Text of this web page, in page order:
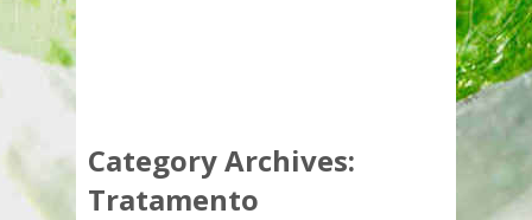
Category Archives:
Tratamento